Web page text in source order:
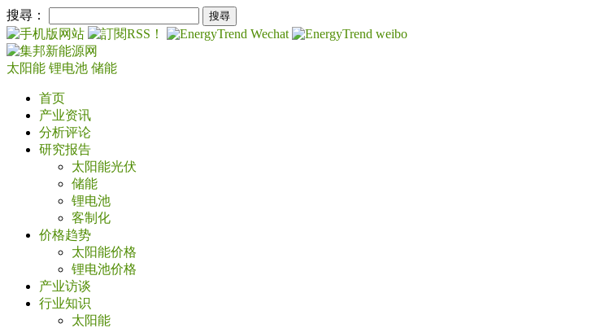
搜尋：
太阳能 锂电池 储能
首页
产业资讯
分析评论
研究报告
太阳能光伏
储能
锂电池
客制化
价格趋势
太阳能价格
锂电池价格
产业访谈
行业知识
太阳能